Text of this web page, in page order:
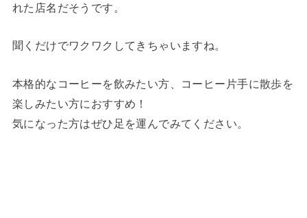
れた店名だそうです。
聞くだけでワクワクしてきちゃいますね。
本格的なコーヒーを飲みたい方、コーヒー片手に散歩を
楽しみたい方におすすめ！
気になった方はぜひ足を運んでみてください。